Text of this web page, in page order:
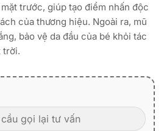
trước, giúp tạo điểm nhấn độc
của thương hiệu. Ngoài ra, mũ
bảo vệ da đầu của bé khỏi tác
trời.